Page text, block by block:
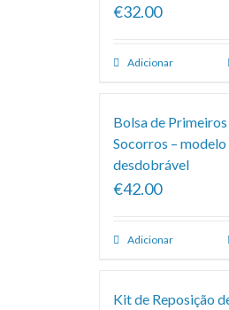
€32.00
Adicionar
Bolsa de Primeiros
Socorros –
desdobrável
€42.00
Adicionar
Kit de Reposição